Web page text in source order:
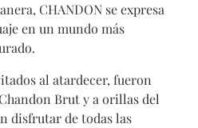
CHANDON se expresa
en un mundo más
al atardecer, fueron
Brut y a orillas del
disfrutar de todas las